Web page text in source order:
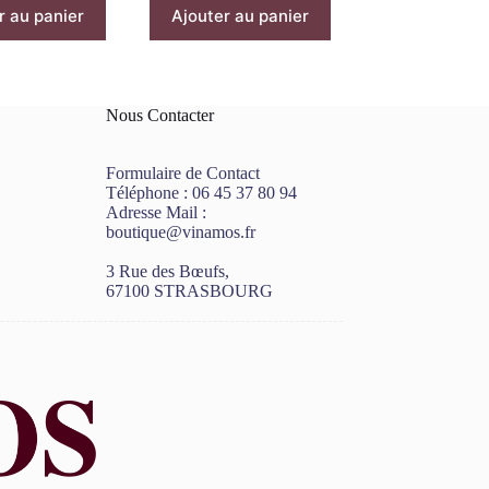
au panier Ajouter au panier
Nous Contacter
Formulaire de Contact
Téléphone :06 45 37 80 94
Adresse Mail :
boutique@vinamos.fr
3 Rue des Bœufs,
67100 STRASBOURG